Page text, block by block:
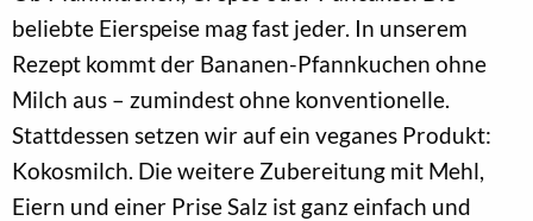
beliebte Eierspeise mag fast jeder. In unserem
Rezept kommt der Bananen-Pfannkuchen ohne
Milch aus – zumindest ohne konventionelle.
Stattdessen setzen wir auf ein veganes Produkt:
Kokosmilch. Die weitere Zubereitung mit Mehl,
Eiern und einer Prise Salz ist ganz einfach und